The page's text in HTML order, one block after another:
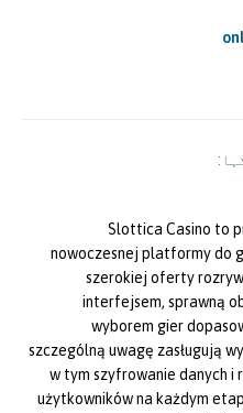
Slottica Casino to
nowoczesnej platformy do
szerokiej oferty
interfejsem, sprawną
wyborem gier
szczególną uwagę zasługują
w tym szyfrowanie danych i
użytkowników na każdym